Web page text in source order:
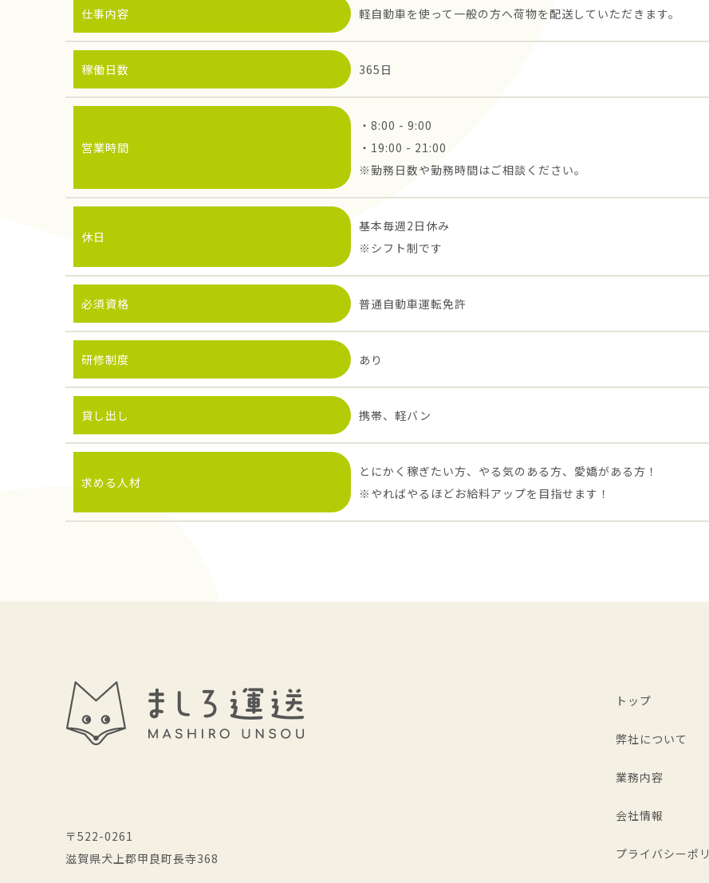
仕事内容 軽自動車を使って一般の方へ荷物を配送していただきます。
稼働日数 365日
営業時間
・8:00 - 9:00
・19:00 - 21:00
※勤務日数や勤務時間はご相談ください。
休日
基本毎週2日休み
※シフト制です
必須資格 普通自動車運転免許
研修制度 あり
貸し出し 携帯、軽バン
求める人材
とにかく稼ぎたい方、やる気のある方、愛嬌がある方！
※やればやるほどお給料アップを目指せます！
〒522-0261
滋賀県犬上郡甲良町長寺368
トップ
弊社について
業務内容
会社情報
プライバシーポ